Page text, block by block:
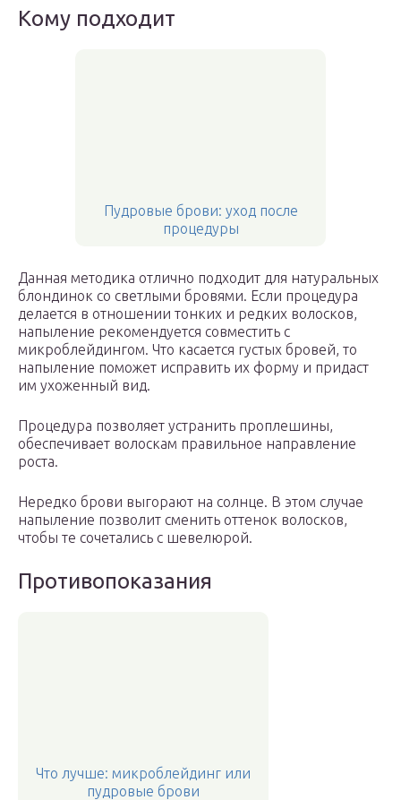
Кому подходит
Пудровые брови: уход после
процедуры
Данная методика отлично подходит для натуральных
блондинок со светлыми бровями. Если процедура
делается в отношении тонких и редких волосков,
напыление рекомендуется совместить с
микроблейдингом. Что касается густых бровей, то
напыление поможет исправить их форму и придаст
им ухоженный вид.
Процедура позволяет устранить проплешины,
обеспечивает волоскам правильное направление
роста.
Нередко брови выгорают на солнце. В этом случае
напыление позволит сменить оттенок волосков,
чтобы те сочетались с шевелюрой.
Противопоказания
Что лучше: микроблейдинг или
пудровые брови